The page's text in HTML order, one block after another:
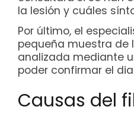
la lesión y cuáles
Por último, el
pequeña muestra de
analizada mediante
poder confirmar el
Causas del